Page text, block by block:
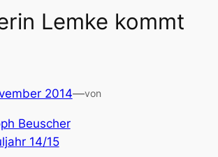
Lemke kommt
2014—von
Beuscher
14/15